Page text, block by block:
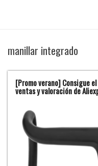
manillar integrado
[Promo verano] Consigue
ventas y valoración de